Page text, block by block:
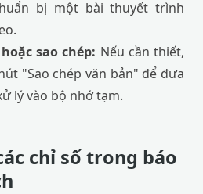
bị một bài thuyết trình
sao chép: Nếu cần thiết,
"Sao chép văn bản" để đưa
lý vào bộ nhớ tạm.
chỉ số trong báo